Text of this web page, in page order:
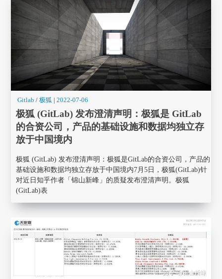
Gitlab / 极狐 |2022-07-06
极狐 (GitLab) 发布澄清声明：极狐是 GitLab
的合资公司，产品的基础设施和数据均独立存
放于中国境内
极狐 (GitLab) 发布澄清声明：极狐是GitLab的合资公司，产品的
基础设施和数据均独立存放于中国境内7月5日，极狐(GitLab)针
对近日知乎作者「锦山新峰」的质疑发布澄清声明。极狐
(GitLab)表